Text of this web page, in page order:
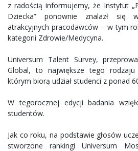
z radością informujemy, że Instytut
Dziecka” ponownie znalazł
atrakcyjnych pracodawców – w tym
kategorii Zdrowie/Medycyna.
Universum Talent Survey,
Global, to największe tego
którym biorą udział studenci z ponad
W tegorocznej edycji badania
studentów.
Jak co roku, na podstawie głosów
stworzone rankingi Universum